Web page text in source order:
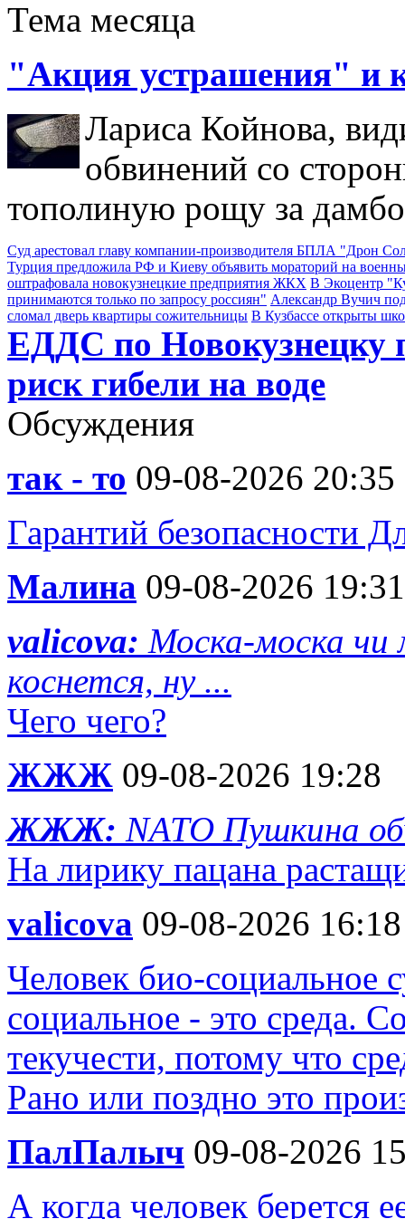
Тема месяца
"Акция устрашения" и
Лариса Койнова,
обвинений со
тополиную рощу за
Суд арестовал главу компании-производителя БПЛА "Дрон
Турция предложила РФ и Киеву объявить мораторий на
оштрафовала новокузнецкие предприятия ЖКХ В Экоцентр
принимаются только по запросу россиян" Александр Вучич
сломал дверь квартиры сожительницы В Кузбассе открыты
ЕДДС по Новокузнецку
риск гибели на воде
Обсуждения
так - то 09-08-2026 20:35
Гарантий безопасности
Малина 09-08-2026 19:31
valicova: Моска-моска чи
коснется, ну ...
Чего чего?
ЖЖЖ 09-08-2026 19:28
ЖЖЖ: NATO Пушкина
На лирику пацана
valicova 09-08-2026 16:18
Человек био-социальное
социальное - это среда.
текучести, потому что
Рано или поздно это
ПалПалыч 09-08-2026
А когда человек берется